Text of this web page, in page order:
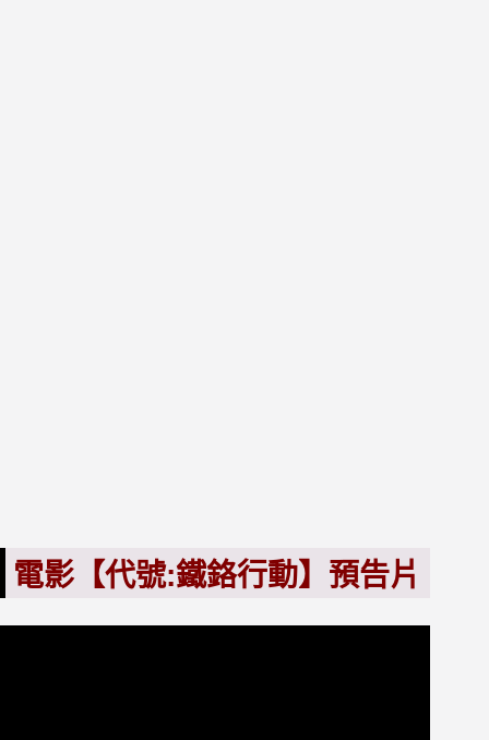
電影【代號:鐵鉻行動】預告片